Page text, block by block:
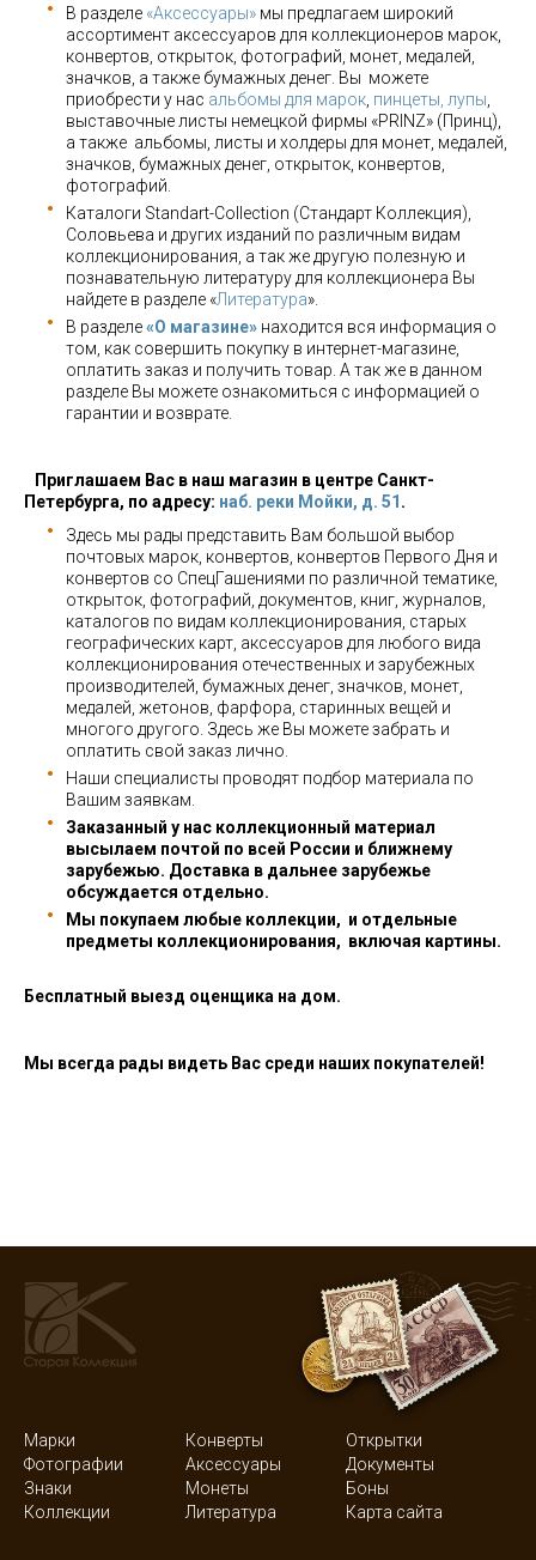
В разделе «Аксессуары» мы предлагаем широкий
ассортимент аксессуаров для коллекционеров марок,
конвертов, открыток, фотографий, монет, медалей,
значков, а также бумажных денег. Вы можете
приобрести у нас альбомы для марок пинцеты, лупы
выставочные листы немецкой фирмы «PRINZ» (Принц),
а также альбомы, листы и холдеры для монет, медалей,
значков, бумажных денег, открыток, конвертов,
фотографий.
Каталоги Standart-Collection (Стандарт Коллекция),
Соловьева и других изданий по различным видам
коллекционирования, а так же другую полезную и
познавательную литературу для коллекционера Вы
найдете в разделе «Литература».
В разделе«О магазине» находится вся информация о
том, как совершить покупку в интернет-магазине,
оплатить заказ и получить товар. А так же в данном
разделе Вы можете ознакомиться с информацией о
гарантии и возврате.
Приглашаем Вас в наш магазин в центре Санкт-
Петербурга, по адресу: наб. реки Мойки, д. 51 .
Здесь мы рады представить Вам большой выбор
почтовых марок, конвертов, конвертов Первого Дня и
конвертов со СпецГашениями по различной тематике,
открыток, фотографий, документов, книг, журналов,
каталогов по видам коллекционирования, старых
географических карт, аксессуаров для любого вида
коллекционирования отечественных и зарубежных
производителей, бумажных денег, значков, монет,
медалей, жетонов, фарфора, старинных вещей и
многого другого. Здесь же Вы можете забрать и
оплатить свой заказ лично.
Наши специалисты проводят подбор материала по
Вашим заявкам.
Заказанный у нас коллекционный материал
высылаем почтой по всей России и ближнему
зарубежью. Доставка в дальнее зарубежье
обсуждается отдельно.
Мы покупаем любые коллекции, и отдельные
предметы коллекционирования, включая картины.
Бесплатный выезд оценщика на дом.
Мы всегда рады видеть Вас среди наших покупателей!
Марки Конверты
Открытки
Фотографии
Аксессуары
Документы
Знаки
Монеты
Боны
Коллекции
Литература Карта сайта